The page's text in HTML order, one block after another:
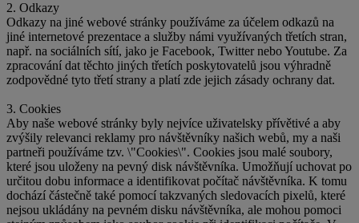
2. Odkazy
Odkazy na jiné webové stránky používáme za účelem odkazů na
jiné internetové prezentace a služby námi využívaných třetích stran,
např. na sociálních sítí, jako je Facebook, Twitter nebo Youtube. Za
zpracování dat těchto jiných třetích poskytovatelů jsou výhradně
zodpovědné tyto třetí strany a platí zde jejich zásady ochrany dat.
3. Cookies
Aby naše webové stránky byly nejvíce uživatelsky přívětivé a aby
zvýšily relevanci reklamy pro návštěvníky našich webů, my a naši
partneři používáme tzv. \"Cookies\". Cookies jsou malé soubory,
které jsou uloženy na pevný disk návštěvníka. Umožňují uchovat po
určitou dobu informace a identifikovat počítač návštěvníka. K tomu
dochází částečně také pomocí takzvaných sledovacích pixelů, které
nejsou ukládány na pevném disku návštěvníka, ale mohou pomoci